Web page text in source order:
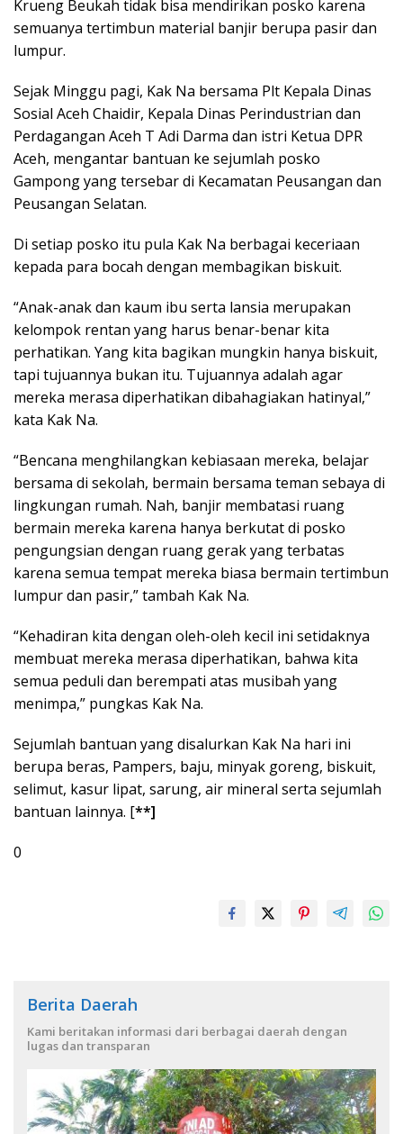
Krueng Beukah tidak bisa mendirikan posko karena
semuanya tertimbun material banjir berupa pasir dan
lumpur.
Sejak Minggu pagi, Kak Na bersama Plt Kepala Dinas
Sosial Aceh Chaidir, Kepala Dinas Perindustrian dan
Perdagangan Aceh T Adi Darma dan istri Ketua DPR
Aceh, mengantar bantuan ke sejumlah posko
Gampong yang tersebar di Kecamatan Peusangan dan
Peusangan Selatan.
Di setiap posko itu pula Kak Na berbagai keceriaan
kepada para bocah dengan membagikan biskuit.
“Anak-anak dan kaum ibu serta lansia merupakan
kelompok rentan yang harus benar-benar kita
perhatikan. Yang kita bagikan mungkin hanya biskuit,
tapi tujuannya bukan itu. Tujuannya adalah agar
mereka merasa diperhatikan dibahagiakan hatinyal,”
kata Kak Na.
“Bencana menghilangkan kebiasaan mereka, belajar
bersama di sekolah, bermain bersama teman sebaya di
lingkungan rumah. Nah, banjir membatasi ruang
bermain mereka karena hanya berkutat di posko
pengungsian dengan ruang gerak yang terbatas
karena semua tempat mereka biasa bermain tertimbun
lumpur dan pasir,” tambah Kak Na.
“Kehadiran kita dengan oleh-oleh kecil ini setidaknya
membuat mereka merasa diperhatikan, bahwa kita
semua peduli dan berempati atas musibah yang
menimpa,” pungkas Kak Na.
Sejumlah bantuan yang disalurkan Kak Na hari ini
berupa beras, Pampers, baju, minyak goreng, biskuit,
selimut, kasur lipat, sarung, air mineral serta sejumlah
bantuan lainnya. [**]
0
Berita Daerah
Kami beritakan informasi dari berbagai daerah dengan
lugas dan transparan